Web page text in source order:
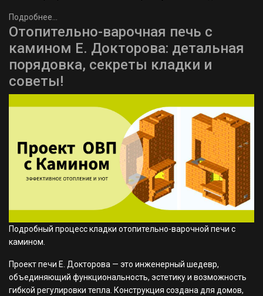
Подробнее...
Отопительно-варочная печь с
камином Е. Докторова: детальная
порядовка, секреты кладки и
советы!
Подробный процесс кладки отопительно-варочной печи с
камином.
Проект печи Е. Докторова — это инженерный шедевр,
объединяющий функциональность, эстетику и возможность
гибкой регулировки тепла. Конструкция создана для домов,